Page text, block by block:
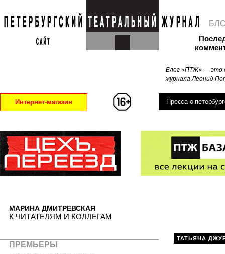
Блог «ПТЖ» — это
журнала Леонид
Интернет-магазин Пресса о
ТАТЬЯНА
МАРИНА ДМИТРЕВСКАЯ
К ЧИТАТЕЛЯМ И КОЛЛЕГАМ
ПРЕМЬЕРЫ